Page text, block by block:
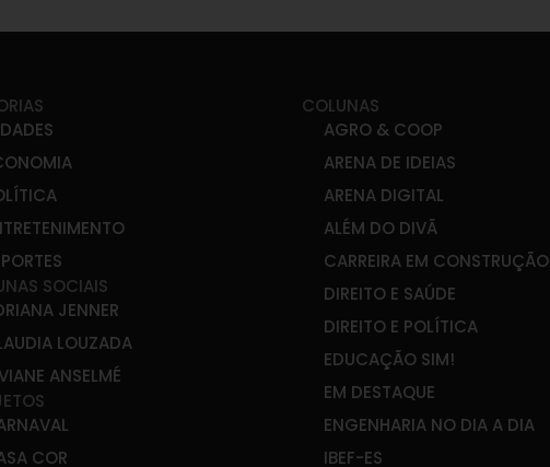
SOCIAIS
JENNER
LOUZADA
ANSELMÉ
COR
COLUNAS
AGRO & COOP
ARENA DE IDEIAS
ARENA DIGITAL
ALÉM DO DIVÃ
CARREIRA EM CONSTRUÇÃO
DIREITO E SAÚDE
DIREITO E POLÍTICA
EDUCAÇÃO SIM!
EM DESTAQUE
ENGENHARIA NO DIA A DIA
IBEF-ES